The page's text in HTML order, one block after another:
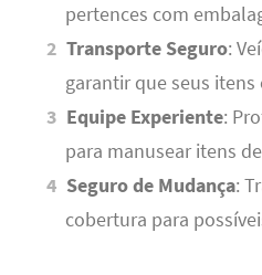
pertences com
Transporte Seguro:
garantir que seus
Equipe Experiente:
para manusear itens
Seguro de Mudança:
cobertura para